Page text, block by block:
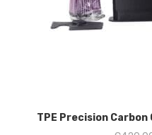
TPE Precision